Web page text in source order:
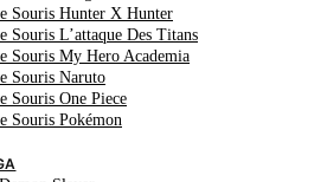
Souris Hunter X Hunter
Souris L’attaque Des Titans
Souris My Hero Academia
Souris Naruto
Souris One Piece
Souris Pokémon